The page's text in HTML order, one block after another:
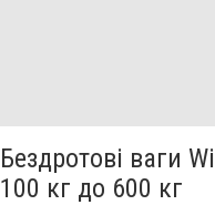
Бездротові ваги
100 кг до 600 кг